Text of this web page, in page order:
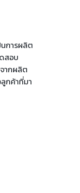
การผลิต
สอบ
ากผลิต
กค้าที่มา